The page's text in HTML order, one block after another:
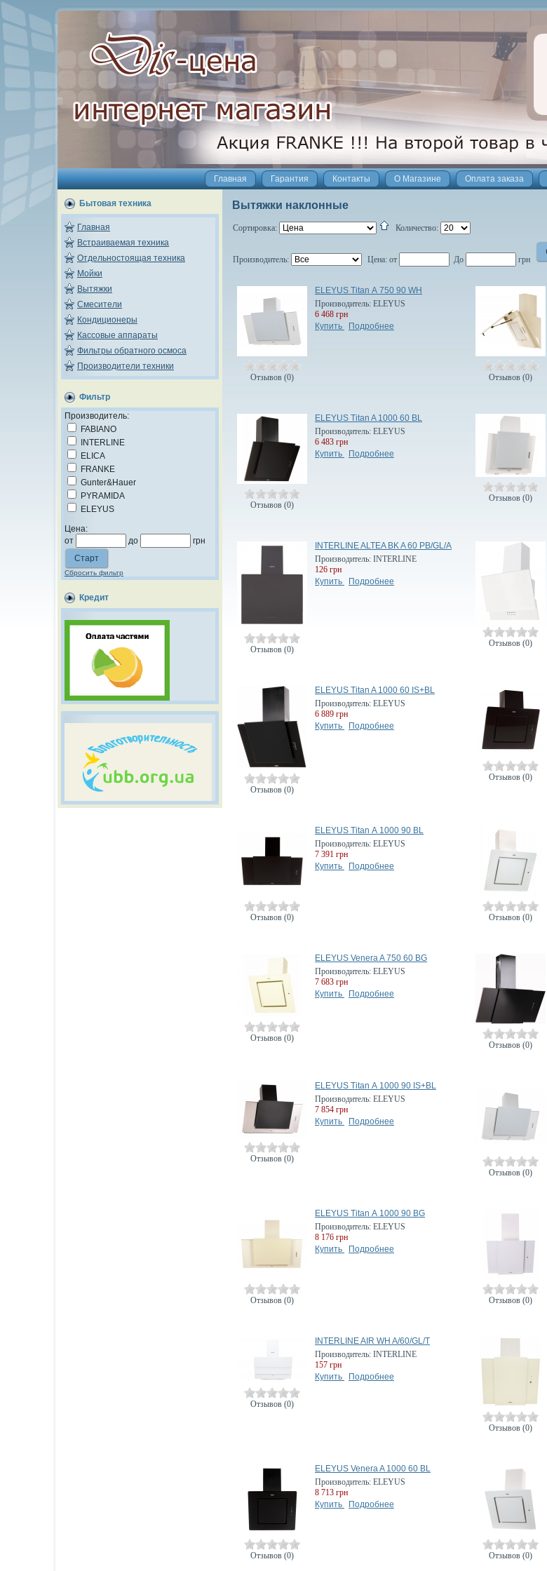
Главная Гарантия Контакты О Магазине Оплата заказа
Бытовая техника
Главная
Встраиваемая техника
Отдельностоящая техника
Мойки
Вытяжки
Смесители
Кондиционеры
Кассовые аппараты
Фильтры обратного осмоса
Производители техники
Фильтр
Производитель:
FABIANO
INTERLINE
ELICA
FRANKE
Gunter&Hauer
PYRAMIDA
ELEYUS
Цена:
от
до грн
Сбросить фильтр
Кредит
Вытяжки наклонные
Сортировка: Количество:
Производитель: Цена: от До грн
Отзывов (0)
ELEYUS Titan А 750 90 WH
Производитель: ELEYUS
6 468 грн
Купить
Подробнее
Отзывов (0)
Отзывов (0)
ELEYUS Titan A 1000 60 BL
Производитель: ELEYUS
6 483 грн
Купить
Подробнее
Отзывов (0)
Отзывов (0)
INTERLINE ALTEA BK A 60 PB/GL/A
Производитель: INTERLINE
126 грн
Купить
Подробнее
Отзывов (0)
Отзывов (0)
ELEYUS Titan A 1000 60 IS+BL
Производитель: ELEYUS
6 889 грн
Купить
Подробнее
Отзывов (0)
Отзывов (0)
ELEYUS Titan А 1000 90 BL
Производитель: ELEYUS
7 391 грн
Купить
Подробнее
Отзывов (0)
Отзывов (0)
ELEYUS Venera A 750 60 BG
Производитель: ELEYUS
7 683 грн
Купить
Подробнее
Отзывов (0)
Отзывов (0)
ELEYUS Titan А 1000 90 IS+BL
Производитель: ELEYUS
7 854 грн
Купить
Подробнее
Отзывов (0)
Отзывов (0)
ELEYUS Titan А 1000 90 BG
Производитель: ELEYUS
8 176 грн
Купить
Подробнее
Отзывов (0)
Отзывов (0)
INTERLINE AIR WH A/60/GL/T
Производитель: INTERLINE
157 грн
Купить
Подробнее
Отзывов (0)
Отзывов (0)
ELEYUS Venera A 1000 60 BL
Производитель: ELEYUS
8 713 грн
Купить
Подробнее
Отзывов (0)